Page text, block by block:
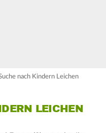
nach Kindern Leichen
LEICHEN